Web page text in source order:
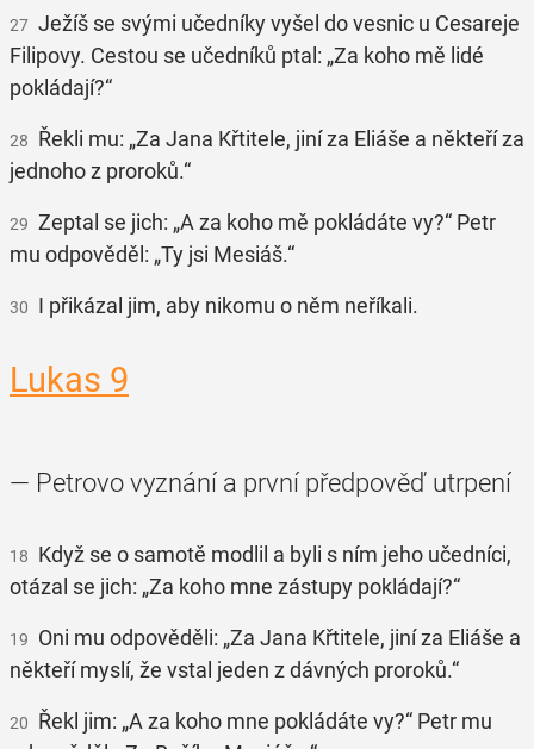
27 Ježíš se svými učedníky vyšel do vesnic u Cesareje
Filipovy. Cestou se učedníků ptal: „Za koho mě lidé
pokládají?“
28 Řekli mu: „Za Jana Křtitele, jiní za Eliáše a někteří za
jednoho z proroků.“
29 Zeptal se jich: „A za koho mě pokládáte vy?“ Petr
mu odpověděl: „Ty jsi Mesiáš.“
30 I přikázal jim, aby nikomu o něm neříkali.
Lukas 9
— Petrovo vyznání a první předpověď utrpení
18 Když se o samotě modlil a byli s ním jeho učedníci,
otázal se jich: „Za koho mne zástupy pokládají?“
19 Oni mu odpověděli: „Za Jana Křtitele, jiní za Eliáše a
někteří myslí, že vstal jeden z dávných proroků.“
20 Řekl jim: „A za koho mne pokládáte vy?“ Petr mu